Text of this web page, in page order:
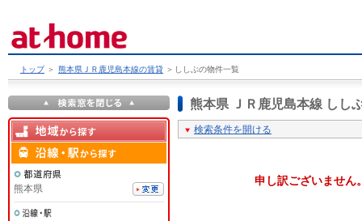
トップ ＞ 熊本県ＪＲ鹿児島本線の賃貸 ＞ ししぶの物件一覧
熊本県 ＪＲ鹿児島本線 しし
検索条件を開ける
申し訳ございません
熊本県